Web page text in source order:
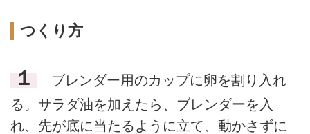
つくり方
１
ブレンダー用のカップに卵を割り入れ
る。サラダ油を加えたら、ブレンダーを入
れ、先が底に当たるように立て、動かさずに